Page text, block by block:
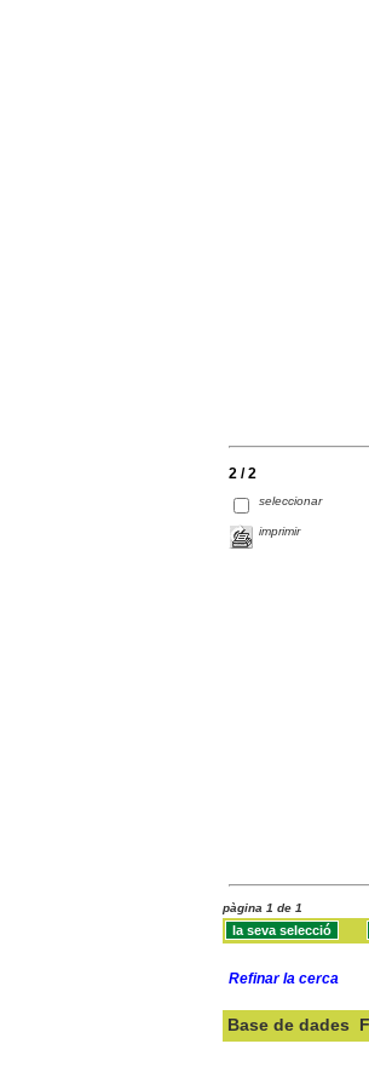
2 / 2
seleccionar
imprimir
pàgina 1 de 1
Refinar la cerca
Base de dades